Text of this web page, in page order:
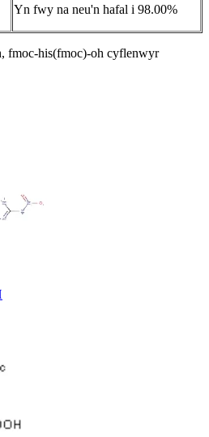
Yn fwy na neu'n hafal i 98.00%
fmoc-his(fmoc)-oh cyflenwyr